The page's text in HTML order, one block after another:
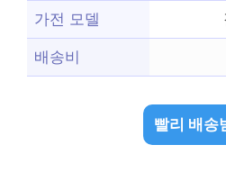
가전 모델
배송비
빨리 배송